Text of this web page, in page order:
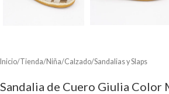
Inicio/Tienda/Niña/Calzado/Sandalias y Slaps
Sandalia de Cuero Giulia Color